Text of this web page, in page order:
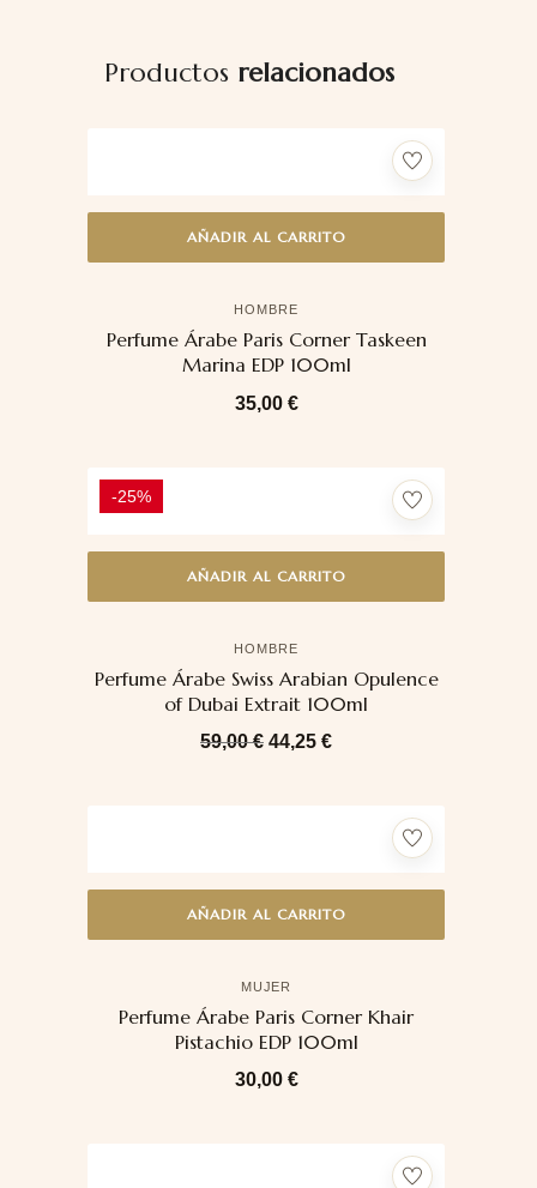
Productos relacionados
AÑADIR AL CARRITO
HOMBRE
Perfume Árabe Paris Corner Taskeen
Marina EDP 100ml
35,00 €
-25%
AÑADIR AL CARRITO
HOMBRE
Perfume Árabe Swiss Arabian Opulence
of Dubai Extrait 100ml
59,00€ 44,25 €
AÑADIR AL CARRITO
MUJER
Perfume Árabe Paris Corner Khair
Pistachio EDP 100ml
30,00 €